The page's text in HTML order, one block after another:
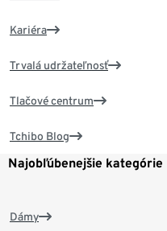
Kariéra
Trvalá udržateľnosť
Tlačové centrum
Tchibo Blog
Najobľúbenejšie kategórie
Dámy